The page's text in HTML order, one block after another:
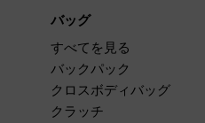
バッグ
すべてを見る
バックパック
クロスボディバッグ
クラッチ